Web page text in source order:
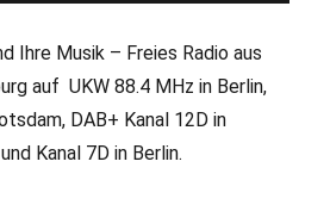
Ihre Musik – Freies Radio aus
auf UKW 88.4 MHz in Berlin,
DAB+ Kanal 12D in
Kanal 7D in Berlin.